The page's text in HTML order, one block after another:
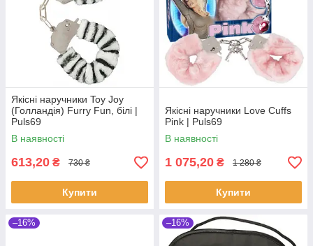
Якісні наручники Toy Joy
(Голландія) Furry Fun, білі |
Puls69
В наявності
613,20 ₴ 730 ₴
Купити
Якісні наручники Love Cuffs
Pink | Puls69
В наявності
1 075,20 ₴ 1 280 ₴
Купити
–16% –16%